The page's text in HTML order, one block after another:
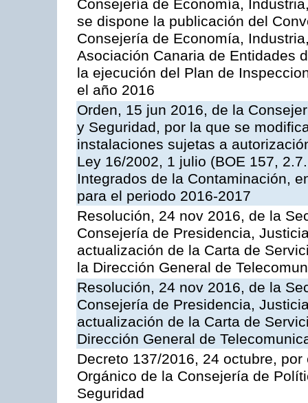
Consejería de Economía,
se dispone la publicación del
Consejería de Economía,
Asociación Canaria de Entidades
la ejecución del Plan de
el año 2016
Orden, 15 jun 2016, de la
y Seguridad, por la que se
instalaciones sujetas a
Ley 16/2002, 1 julio (BOE 157,
Integrados de la Contaminación,
para el periodo 2016-2017
Resolución, 24 nov 2016, de la
Consejería de Presidencia,
actualización de la Carta de
la Dirección General de
Resolución, 24 nov 2016, de la
Consejería de Presidencia,
actualización de la Carta de
Dirección General de
Decreto 137/2016, 24 octubre,
Orgánico de la Consejería de
Seguridad